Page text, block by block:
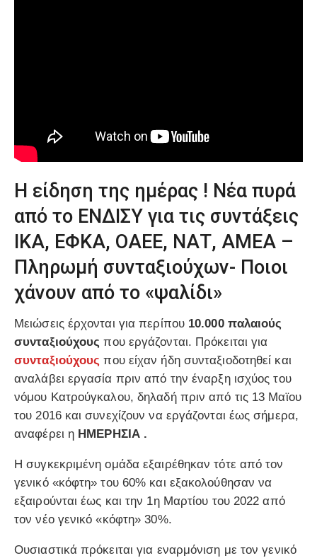
Η είδηση της ημέρας ! Νέα πυρά
από το ΕΝΔΙΣΥ για τις συντάξεις
ΙΚΑ, ΕΦΚΑ, ΟΑΕΕ, ΝΑΤ, ΑΜΕΑ –
Πληρωμή συνταξιούχων- Ποιοι
χάνουν από το «ψαλίδι»
Μειώσεις έρχονται για περίπου 10.000 παλαιούς
συνταξιούχους που εργάζονται. Πρόκειται για
συνταξιούχους που είχαν ήδη συνταξιοδοτηθεί και
αναλάβει εργασία πριν από την έναρξη ισχύος του
νόμου Κατρούγκαλου, δηλαδή πριν από τις 13 Μαϊου
του 2016 και συνεχίζουν να εργάζονται έως σήμερα,
αναφέρει η ΗΜΕΡΗΣΙΑ .
Η συγκεκριμένη ομάδα εξαιρέθηκαν τότε από τον
γενικό «κόφτη» του 60% και εξακολούθησαν να
εξαιρούνται έως και την 1η Μαρτίου του 2022 από
τον νέο γενικό «κόφτη» 30%.
Ουσιαστικά πρόκειται για εναρμόνιση με τον γενικό